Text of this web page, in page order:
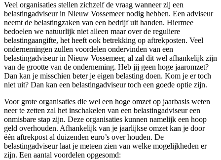
Veel organisaties stellen zichzelf de vraag wanneer zij een
belastingadviseur in Nieuw Vossemeer nodig hebben. Een adviseur
neemt de belastingzaken van een bedrijf uit handen. Hiermee
bedoelen we natuurlijk niet alleen maar over de reguliere
belastingaangifte, het heeft ook betrekking op aftrekposten. Veel
ondernemingen zullen voordelen ondervinden van een
belastingadviseur in Nieuw Vossemeer, al zal dit wel afhankelijk zijn
van de grootte van de onderneming. Heb jij geen hoge jaaromzet?
Dan kan je misschien beter je eigen belasting doen. Kom je er toch
niet uit? Dan kan een belastingadviseur toch een goede optie zijn.
Voor grote organisaties die wel een hoge omzet op jaarbasis weten
neer te zetten zal het inschakelen van een belastingadviseur een
onmisbare stap zijn. Deze organisaties kunnen namelijk een hoop
geld overhouden. Afhankelijk van je jaarlijkse omzet kan je door
één aftrekpost al duizenden euro’s over houden. De
belastingadviseur laat je meteen zien van welke mogelijkheden er
zijn. Een aantal voordelen opgesomd: